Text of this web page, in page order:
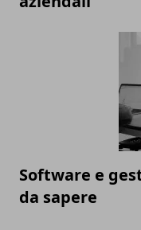
Software e
da sapere